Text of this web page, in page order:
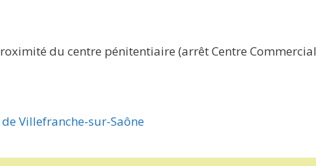
du centre pénitentiaire (arrêt Centre
Villefranche-sur-Saône